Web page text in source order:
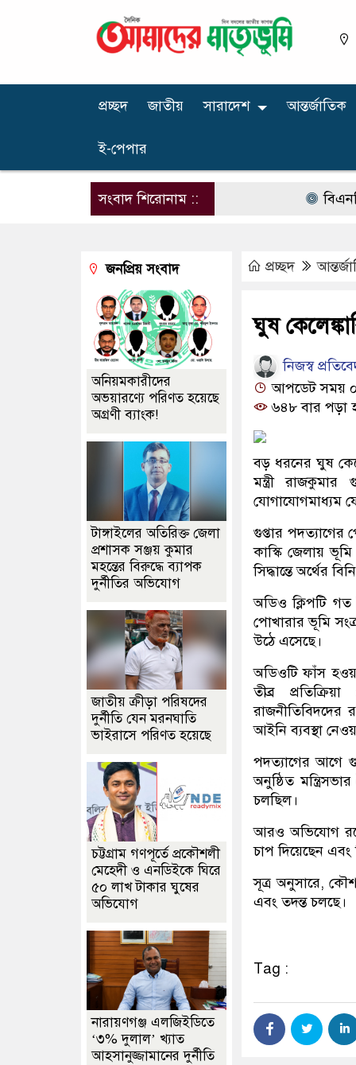
প্রচ্ছদ জাতীয় সারাদেশ আন্তর্জাতিক
ই-পেপার
সংবাদ শিরোনাম :: বিএনপির
প্রচ্ছদ
ঘুষ
নিজস্ব
আপডেট সময়
৬৪৮ বার পড়া
বড় ধরনের ঘুষ
মন্ত্রী
যোগাযোগমাধ্যম
গুপ্তার পদত্যাগের
কাস্কি জেলায় ভূমি
সিদ্ধান্তে অর্থের
অডিও ক্লিপটি গত
পোখারার ভূমি
উঠে এসেছে।
অডিওটি ফাঁস
তীব্র
রাজনীতিবিদদের
আইনি ব্যবস্থা
পদত্যাগের আগে
অনুষ্ঠিত
চলছিল।
আরও অভিযোগ
চাপ দিয়েছেন এবং
সূত্র অনুসারে,
এবং তদন্ত চলছে।
Tag :
জনপ্রিয় সংবাদ
অনিয়মকারীদের
অভয়ারণ্যে পরিণত হয়েছে
অগ্রণী ব্যাংক!
টাঙ্গাইলের অতিরিক্ত জেলা
প্রশাসক সঞ্জয় কুমার
মহন্তের বিরুদ্ধে ব্যাপক
দুর্নীতির অভিযোগ
জাতীয় ক্রীড়া পরিষদের
দুর্নীতি যেন মরনঘাতি
ভাইরাসে পরিণত হয়েছে
চট্টগ্রাম গণপূর্তে প্রকৌশলী
মেহেদী ও এনডিইকে ঘিরে
৫০ লাখ টাকার ঘুষের
অভিযোগ
নারায়ণগঞ্জ এলজিইডিতে
‘৩% দুলাল’ খ্যাত
আহসানুজ্জামানের দুর্নীতি